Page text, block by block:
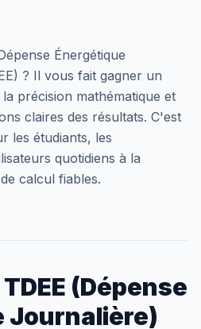
Énergétique
? Il vous fait gagner un
précision mathématique et
claires des résultats. C'est
les étudiants, les
quotidiens à la
calcul fiables.
(Dépense
Journalière)